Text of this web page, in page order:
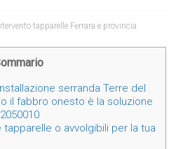
tapparelle Ferrara e provincia
serranda Terre del
il fabbro onesto è la soluzione
tapparelle o avvolgibili per la tua